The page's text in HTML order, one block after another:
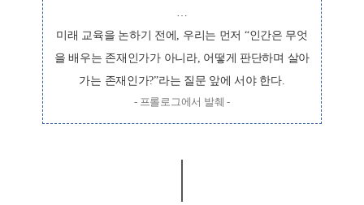
미래 교육을 논하기 전에, 우리는 먼저 “인간은 무엇
을 배우는 존재인가가 아니라, 어떻게 판단하며 살아
가는 존재인가?”라는 질문 앞에 서야 한다.
- 프롤로그에서 발췌 -